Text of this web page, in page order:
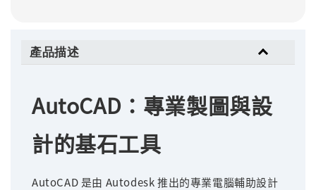
產品描述
AutoCAD：專業製圖與設
計的基石工具
AutoCAD 是由 Autodesk 推出的專業電腦輔助設計